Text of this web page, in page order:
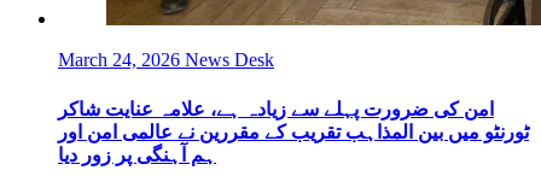
March 24, 2026 News Desk
امن کی ضرورت پہلے سے زیادہ ہے، علامہ عنایت شاکر
ٹورنٹو میں بین المذاہب تقریب کے مقررین نے عالمی امن اور
ہم آہنگی پر زور دیا